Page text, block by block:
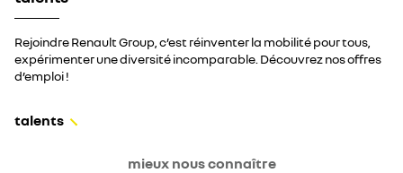
Rejoindre Renault Group, c’est réinventer la mobilité pour tous,
expérimenter une diversité incomparable. Découvrez nos offres
d’emploi !
talents
mieux nous connaître